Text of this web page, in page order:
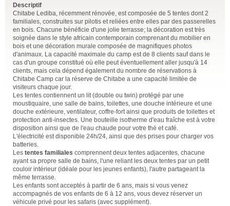
Descriptif
Chitabe Lediba, récemment rénovée, est composée de 5 tentes dont 2
familiales, construites sur pilotis et reliées entre elles par des passerelles
en bois. Chacune bénéficie d'une jolie terrasse; la décoration est très
soignée dans le style africain contemporain comprenant du mobilier en
bois et une décoration murale composée de magnifiques photos
d'animaux. La capacité maximale du camp est de 8 clients sauf dans le
cas d'un groupe constitué où elle peut éventuellement aller jusqu'à 14
clients, mais cela dépend également du nombre de réservations à
Chitabe Camp car la réserve de Chitabe a une capacité limitée de
visiteurs chaque jour.
Les tentes contiennent un lit (double ou twin) protégé par une
moustiquaire, une salle de bains, toilettes, une douche intérieure et une
douche extérieure, ventilateur, coffre-fort ainsi que produits de toilettes et
protection anti-insectes. Une bouteille isotherme d'eau fraîche est à votre
disposition ainsi que de l'eau chaude pour votre thé et café.
L'électricité est disponible 24h/24, ainsi que des prises pour charger vos
batteries.
Les tentes familiales comprennent deux tentes adjacentes, chacune
ayant sa propre salle de bains, l'une reliant les deux tentes par un petit
couloir intérieur (idéale pour les jeunes enfants), l'autre partageant la
même terrasse.
Les enfants sont acceptés à partir de 6 ans, mais si vous venez
accompagnés de vos enfants de 6 à 12 ans, vous devez réserver un
véhicule privé pour les safaris (avec supplément).